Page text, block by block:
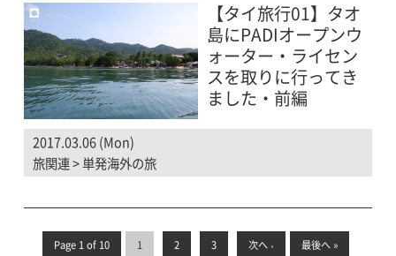
【タイ旅行01】タオ
島にPADIオープンウ
ォーター・ライセン
スを取りに行ってき
ました・前編
2017.03.06 (Mon)
旅関連>単発海外の旅
Page 1 of 10 1 2 3 次へ › 最後へ »